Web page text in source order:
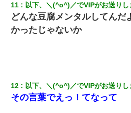
【ワロタ】姉から「肉食系14才、乳丸
け」というタイトルで画像が送られて
夫の友達がBBQを定期的に開催して夫
女性側のリーダーみたいな人に「BBQ
われて…
11 以下、＼(^o^)／でVIPがお送りし
どんな豆腐メンタルしてんだ
かったじゃないか
12 以下、＼(^o^)／でVIPがお送りし
その言葉でえっ！てなって